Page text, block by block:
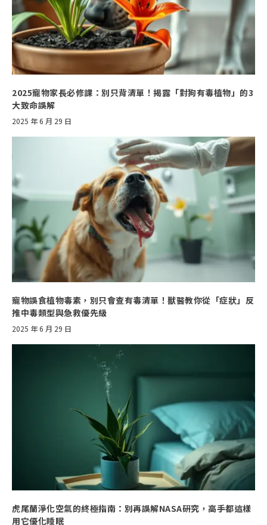
2025寵物家長必修課：別只背清單！揭露「對狗有毒植物」的3
大致命誤解
2025 年 6 月 29 日
寵物誤食植物毒素，別只會查有毒清單！獸醫教你從「症狀」反
推中毒類型與急救優先級
2025 年 6 月 29 日
虎尾蘭淨化空氣的終極指南：別再誤解NASA研究，高手都這樣
用它優化睡眠